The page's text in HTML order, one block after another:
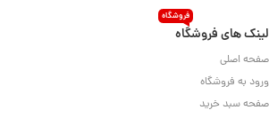
لینک های فروشگاه
فروشگاه
صفحه اصلی
ورود به فروشگاه
صفحه سبد خرید